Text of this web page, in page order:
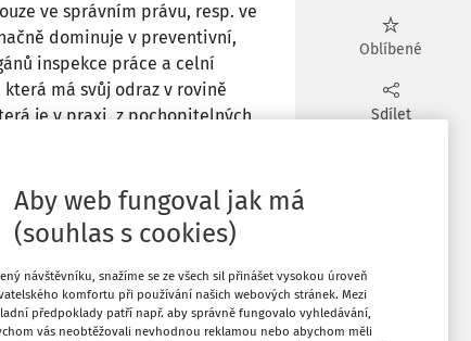
ve správním právu, resp. ve
dominuje v preventivní,
inspekce práce a celní
má svůj odraz v rovině
je v praxi, z pochopitelných
měl přinést tento článek.
s obecnou preventivní a
správní činnosti orgánů
nýbrž má svůj přesah i do
Na jednu stranu lze hovořit o
Oblíbené
Sdílet
Aby web fungoval jak má
(souhlas s cookies)
návštěvníku, snažíme se ze všech sil přinášet vysokou úroveň
komfortu při používání našich webových stránek. Mezi
předpoklady patří např. aby správně fungovalo vyhledávání,
vás neobtěžovali nevhodnou reklamou nebo abychom měli